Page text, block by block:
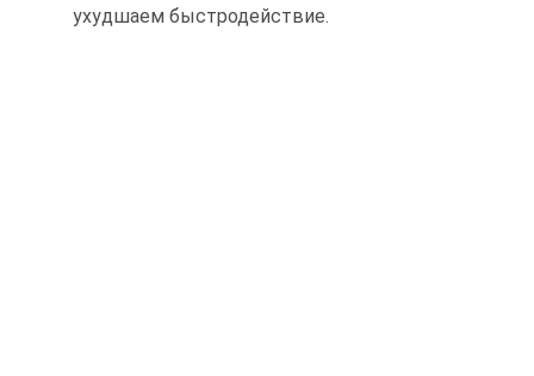
ухудшаем быстродействие.